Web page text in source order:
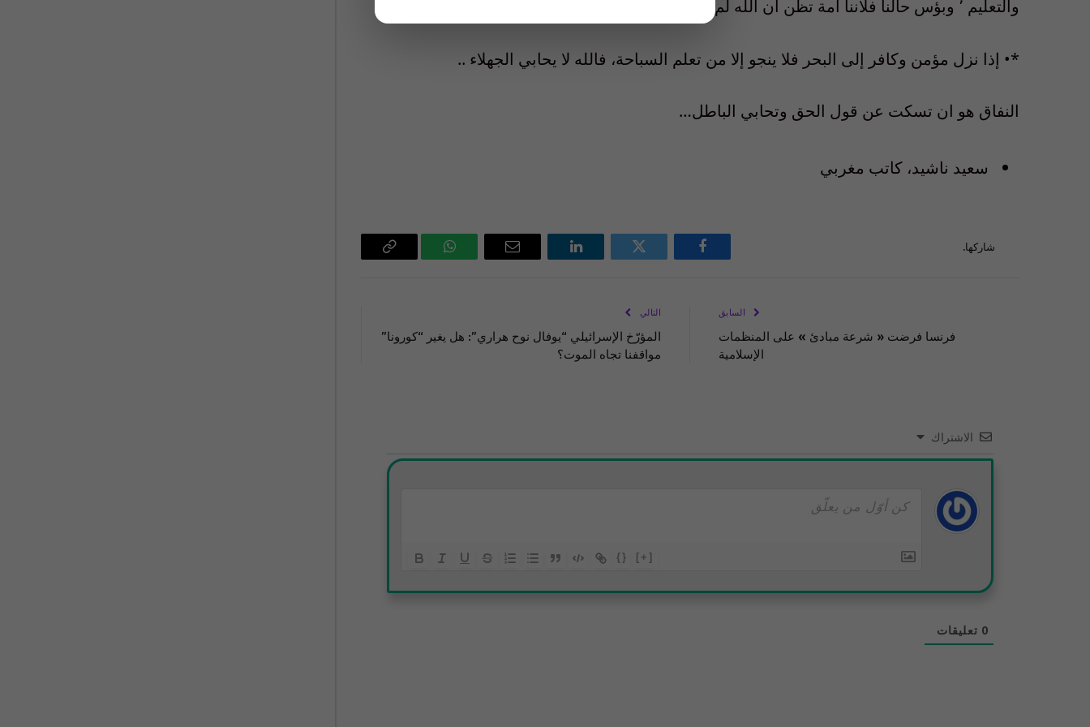
والتعليم ٬ وبؤس حالنا فلأننا أمة تظن أن الله لم يهد إلا سواها !!..
*• إذا نزل مؤمن وكافر إلى البحر فلا ينجو إلا من تعلم السباحة، فالله لا يحابي الجهلاء ..
النفاق هو ان تسكت عن قول الحق وتحابي الباطل…
سعيد ناشيد، كاتب مغربي
شاركها.
فيسبوك تويتر لينكدإن
البريد
واتساب
Copy
السابق
فرنسا فرضت « شرعة مبادئ » على المنظمات
الإسلامية
التالي
المؤرّخ الإسرائيلي “يوفال نوح هراري”: هل يغير “كورونا”
مواقفنا تجاه الموت؟
الاشتراك
{} [+]
0 تعليقات